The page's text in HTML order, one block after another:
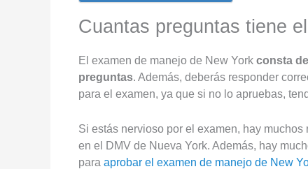
Cuantas preguntas tiene
El examen de manejo de New York consta
preguntas. Además, deberás responder
para el examen, ya que si no lo apruebas,
Si estás nervioso por el examen, hay
en el DMV de Nueva York. Además, hay
para aprobar el examen de manejo de New